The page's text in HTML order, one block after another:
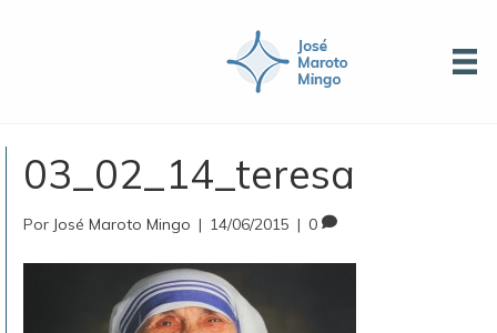
03_02_14_teresa
Por José Maroto Mingo | 14/06/2015 | 0